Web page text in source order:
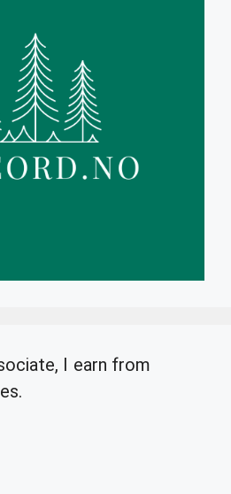
I earn from